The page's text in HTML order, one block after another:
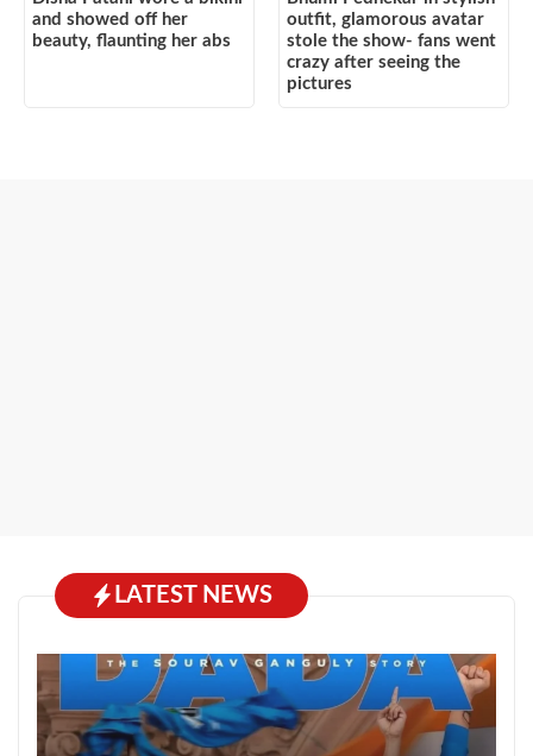
and showed off her
beauty, flaunting her abs
outfit, glamorous avatar
stole the show- fans went
crazy after seeing the
pictures
LATEST NEWS